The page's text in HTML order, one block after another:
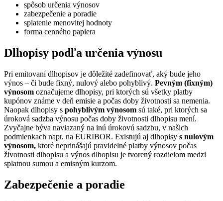
spôsob určenia výnosov
zabezpečenie a poradie
splatenie menovitej hodnoty
forma cenného papiera
Dlhopisy podľa určenia výnosu
Pri emitovaní dlhopisov je dôležité zadefinovať, aký bude jeho
výnos – či bude fixný, nulový alebo pohyblivý. Pevným (fixným)
výnosom označujeme dlhopisy, pri ktorých sú všetky platby
kupónov známe v deň emisie a počas doby životnosti sa nemenia.
Naopak dlhopisy s pohyblivým výnosom sú také, pri ktorých sa
úroková sadzba výnosu počas doby životnosti dlhopisu mení.
Zvyčajne býva naviazaný na inú úrokovú sadzbu, v našich
podmienkach napr. na EURIBOR. Existujú aj dlhopisy s nulovým
výnosom, ktoré neprinášajú pravidelné platby výnosov počas
životnosti dlhopisu a výnos dlhopisu je tvorený rozdielom medzi
splatnou sumou a emisným kurzom.
Zabezpečenie a poradie